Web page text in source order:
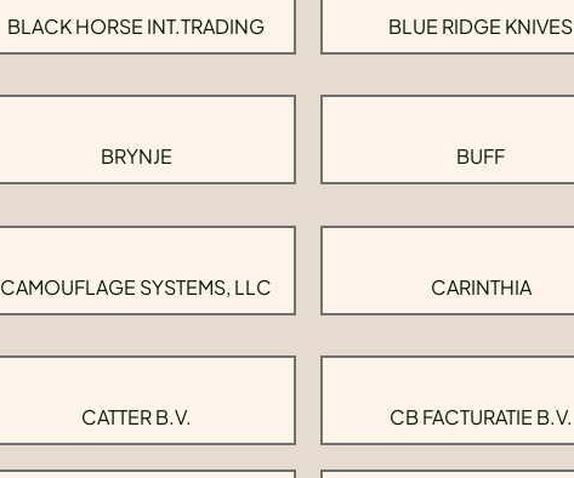
BLACK HORSE INT.TRADING BLUE RIDGE KNIVES
BRYNJE BUFF
CAMOUFLAGE SYSTEMS, LLC CARINTHIA
CATTER B.V. CB FACTURATIE B.V.